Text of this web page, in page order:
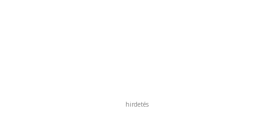
hirdetés